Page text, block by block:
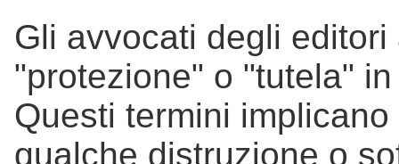
Gli avvocati degli
"protezione" o "tutela"
Questi termini
qualche distruzione o